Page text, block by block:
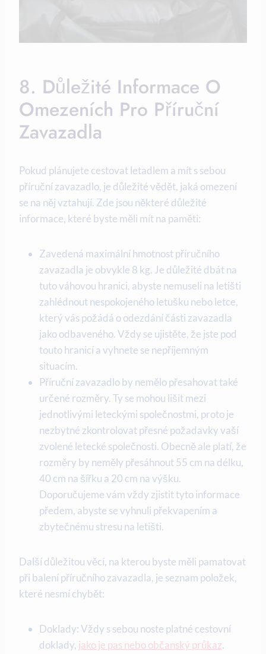
8. Důležité Informace O
Omezeních Pro Příruční
Zavazadla
Pokud plánujete cestovat letadlem a mít s sebou
příruční zavazadlo, je důležité vědět, jaká omezení
se na něj vztahují. Zde jsou některé důležité
informace, které byste měli mít na paměti:
Zavedená maximální hmotnost příručního
zavazadla je obvykle 8 kg. Je důležité dbát na
tuto váhovou hranici, abyste nemuseli na letišti
zahlédnout nespokojeného letušku nebo letce,
který vás požádá o odezdání části zavazadla
jako odbaveného. Vždy se ujistěte, že jste pod
touto hranicí a vyhnete se nepříjemným
situacím.
Příruční zavazadlo by nemělo přesahovat také
určené rozměry. Ty se mohou lišit mezi
jednotlivými leteckými společnostmi, proto je
nezbytné zkontrolovat přesné požadavky vaší
zvolené letecké společnosti. Obecně ale platí, že
rozměry by neměly přesáhnout 55 cm na délku,
40 cm na šířku a 20 cm na výšku.
Doporučujeme vám vždy zjistit tyto informace
předem, abyste se vyhnuli překvapením a
zbytečnému stresu na letišti.
Další důležitou věcí, na kterou byste měli pamatovat
při balení příručního zavazadla, je seznam položek,
které nesmí chybět:
Doklady: Vždy s sebou noste platné cestovní
doklady, jako je pas nebo občanský průkaz.